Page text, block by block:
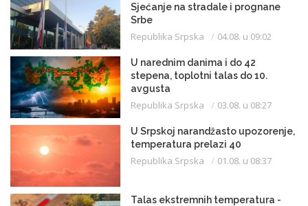
Sjećanje na stradale i prognane
Srbe
Republika Srpska 04.08. u 09:02
U narednim danima i do 42
stepena, toplotni talas do 10.
avgusta
Republika Srpska 03.08. u 08:27
U Srpskoj narandžasto upozorenje,
temperatura prelazi 40
Republika Srpska 01.08. u 08:37
Talas ekstremnih temperatura -